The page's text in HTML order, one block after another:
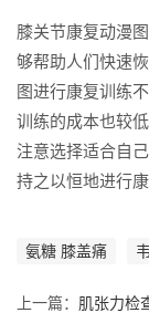
膝关节康复动漫
够帮助人们快速
图进行康复训练
训练的成本也较
注意选择适合自
持之以恒地进行
氨糖 膝盖痛
上一篇： 肌张力检